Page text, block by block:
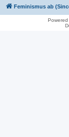
Feminismus ab
Powered